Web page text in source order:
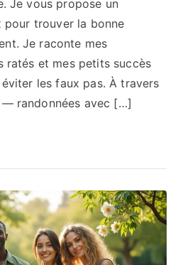
Je vous propose un
trouver la bonne
Je raconte mes
ratés et mes petits succès
les faux pas. À travers
randonnées avec […]